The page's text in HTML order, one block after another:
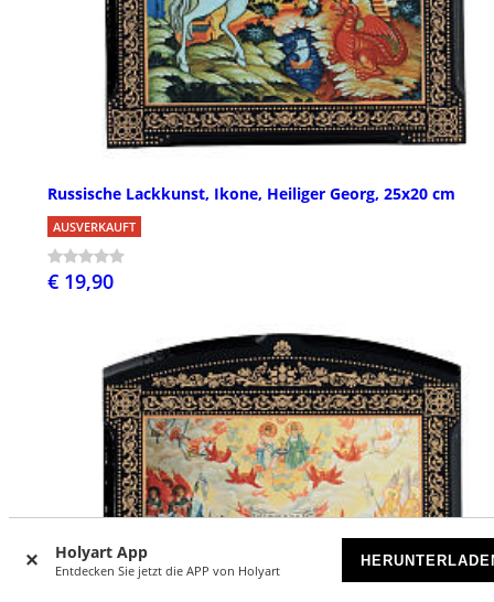
Holyart App
Entdecken Sie jetzt die APP von Holyart
Russische Lackkunst, Ikone, Heiliger Georg, 25x20 cm
AUSVERKAUFT
€ 19,90